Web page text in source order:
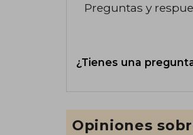
Preguntas y
¿Tienes una
Opiniones